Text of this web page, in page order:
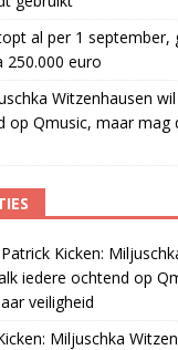
al per 1 september,
250.000 euro
Witzenhausen
op Qmusic, maar mag
Patrick Kicken:
iedere ochtend op
veiligheid
Miljuschka